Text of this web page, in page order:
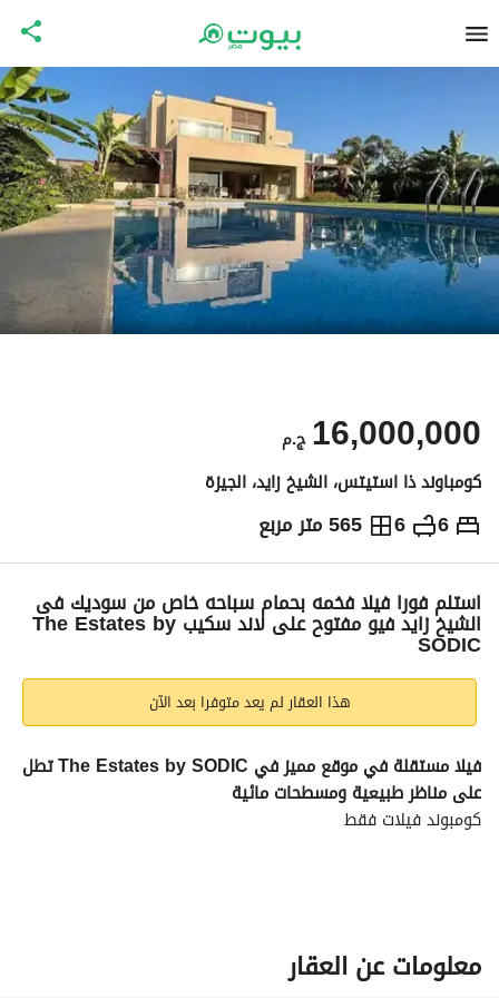
ج.م 16,000,000
كومباوند ذا استيتس، الشيخ زايد، الجيزة
6
6 565 متر مربع ج.م16,000,000
التفاصيل الاتجاهات والمؤشرات رهن عقاري
استلم فورا فيلا فخمه بحمام سباحه خاص من سوديك فى
الشيخ زايد فيو مفتوح على لاند سكيب The Estates by
SODIC
هذا العقار لم يعد متوفرا بعد الآن
على مناظر طبيعية ومسطحات مائية
كومبوند فيلات فقط
فى قلب الشيخ زايد الجديده بالقرب كل الطرق والمحاورالرئيسيه
معلومات عن العقار